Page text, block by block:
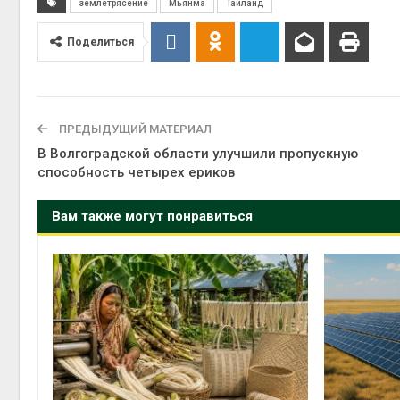
землетрясение Мьянма Тайланд
Поделиться
ПРЕДЫДУЩИЙ МАТЕРИАЛ
В Волгоградской области улучшили пропускную
способность четырех ериков
Вам также могут понравиться
Авг 6,